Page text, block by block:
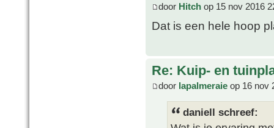
door Hitch op 15 nov 2016
Dat is een hele hoop
Re: Kuip- en
door lapalmeraie op 16 nov
daniell schreef: